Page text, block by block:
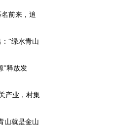
前来，追
“绿水青山
”释放发
产业，村集
山就是金山